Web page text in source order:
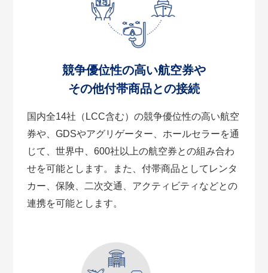
競争優位性の高い航空券や
その他付帯商品との接続
国内全14社（LCC含む）の競争優位性の高い航空
券や、GDSやアグリゲーター、ホールセラーを通
じて、世界中、600社以上の航空券との組み合わ
せを可能とします。また、付帯商品としてレンタ
カー、保険、二次交通、アクティビティなどとの
連携を可能とします。